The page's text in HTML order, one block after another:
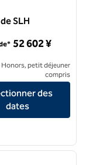
SLH
ESPACIO, un hôtel
52 602 ¥
Honors, petit déjeuner
compris
des
dates